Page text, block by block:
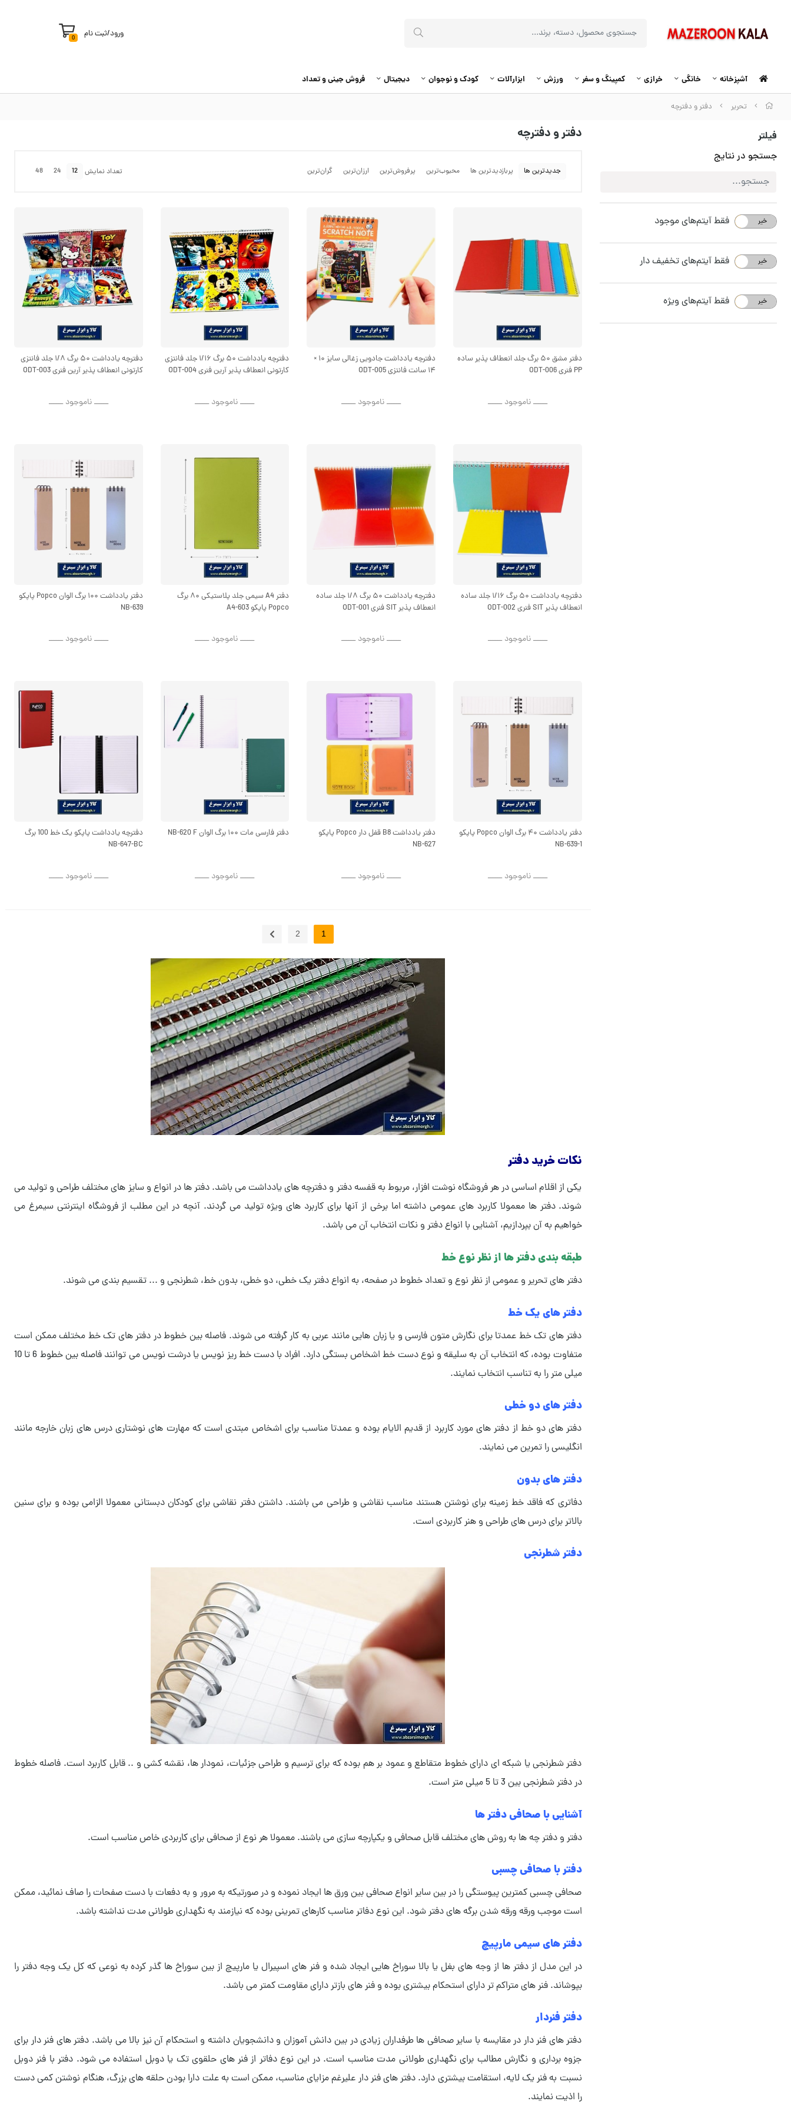
ورود/ثبت نام 0
آشپزخانه خانگی خرازی کمپینگ و سفر ورزش ابزارآلات کودک و نوجوان دیجیتال فروش جینی و تعداد
تحریر دفتر و دفترچه
فیلتر
جستجو در نتایج
بله خیر فقط آیتم‌های موجود
بله خیر فقط آیتم‌های تخفیف دار
بله خیر فقط آیتم‌های ویژه
دفتر و دفترچه
جدیدترین ها پربازدیدترین ها محبوب‌‌ترین پرفروش‌ترین ارزان‌ترین گران‌ترین تعداد نمایش 12
24
48
دفتر مشق ۵۰ برگ جلد انعطاف پذیر ساده
PP فنری ODT-006
ــــــ ناموجود ــــــ
دفترچه یادداشت جادویی زغالی سایز ۱۰ ×
۱۴ سانت فانتزی ODT-005
ــــــ ناموجود ــــــ
دفترچه یادداشت ۵۰ برگ ۱/۱۶ جلد فانتزی
کارتونی انعطاف پذیر آرین فنری ODT-004
ــــــ ناموجود ــــــ
دفترچه یادداشت ۵۰ برگ ۱/۸ جلد فانتزی
کارتونی انعطاف پذیر آرین فنری ODT-003
ــــــ ناموجود ــــــ
دفترچه یادداشت ۵۰ برگ ۱/۱۶ جلد ساده
انعطاف پذیر SIT فنری ODT-002
ــــــ ناموجود ــــــ
دفترچه یادداشت ۵۰ برگ ۱/۸ جلد ساده
انعطاف پذیر SIT فنری ODT-001
ــــــ ناموجود ــــــ
دفتر A4 سیمی جلد پلاستیکی ۸۰ برگ
Popco پاپکو A4-603
ــــــ ناموجود ــــــ
دفتر یادداشت ۱۰۰ برگ الوان Popco پاپکو
NB-639
ــــــ ناموجود ــــــ
دفتر یادداشت ۴۰ برگ الوان Popco پاپکو
NB-639-1
ــــــ ناموجود ــــــ
دفتر یادداشت B8 قفل دار Popco پاپکو
NB-627
ــــــ ناموجود ــــــ
دفتر فارسی مات ۱۰۰ برگ الوان NB-620 F
ــــــ ناموجود ــــــ
دفترچه یادداشت پاپکو یک خط 100 برگ
NB-647-BC
ــــــ ناموجود ــــــ
1
2
نکات خرید دفتر
یکی از اقلام اساسی در هر فروشگاه نوشت افزار، مربوط به قفسه دفتر و دفترچه های یادداشت می باشد. دفتر ها در انواع و سایز های مختلف طراحی و تولید می
شوند. دفتر ها معمولا کاربرد های عمومی داشته اما برخی از آنها برای کاربرد های ویژه تولید می گردند. آنچه در این مطلب از فروشگاه اینترنتی سیمرغ می
خواهیم به آن بپردازیم، آشنایی با انواع دفتر و نکات انتخاب آن می باشد.
طبقه بندی دفتر ها از نظر نوع خط
دفتر های تحریر و عمومی از نظر نوع و تعداد خطوط در صفحه، به انواع دفتر یک خطی، دو خطی، بدون خط، شطرنجی و ... تقسیم بندی می شوند.
دفتر های یک خط
دفتر های تک خط عمدتا برای نگارش متون فارسی و یا زبان هایی مانند عربی به کار گرفته می شوند. فاصله بین خطوط در دفتر های تک خط مختلف ممکن است
متفاوت بوده، که انتخاب آن به سلیقه و نوع دست خط اشخاص بستگی دارد. افراد با دست خط ریز نویس یا درشت نویس می توانند فاصله بین خطوط 6 تا 10
میلی متر را به تناسب انتخاب نمایند.
دفتر های دو خطی
دفتر های دو خط از دفتر های مورد کاربرد از قدیم الایام بوده و عمدتا مناسب برای اشخاص مبتدی است که مهارت های نوشتاری درس های زبان خارجه مانند
انگلیسی را تمرین می نمایند.
دفتر های بدون
دفاتری که فاقد خط زمینه برای نوشتن هستند مناسب نقاشی و طراحی می باشند. داشتن دفتر نقاشی برای کودکان دبستانی معمولا الزامی بوده و برای سنین
بالاتر برای درس های طراحی و هنر کاربردی است.
دفتر شطرنجی
دفتر شطرنجی یا شبکه ای دارای خطوط متقاطع و عمود بر هم بوده که برای ترسیم و طراحی جزئیات، نمودار ها، نقشه کشی و .. قابل کاربرد است. فاصله خطوط
در دفتر شطرنجی بین 3 تا 5 میلی متر است.
آشنایی با صحافی دفتر ها
دفتر و دفتر چه ها به روش های مختلف قابل صحافی و یکپارچه سازی می باشند. معمولا هر نوع از صحافی برای کاربردی خاص مناسب است.
دفتر با صحافی چسبی
صحافی چسبی کمترین پیوستگی را در بین سایر انواع صحافی بین ورق ها ایجاد نموده و در صورتیکه به مرور و به دفعات با دست صفحات را صاف نمائید، ممکن
است موجب ورقه ورقه شدن برگه های دفتر شود. این نوع دفاتر مناسب کارهای تمرینی بوده که نیازمند به نگهداری طولانی مدت نداشته باشد.
دفتر های سیمی مارپیچ
در این مدل از دفتر ها از وجه های بغل یا بالا سوراخ هایی ایجاد شده و فنر های اسپیرال یا مارپیچ از بین سوراخ ها گذر کرده به نوعی که کل یک وجه دفتر را
بپوشاند. فنر های متراکم تر دارای استحکام بیشتری بوده و فنر های بازتر دارای مقاومت کمتر می باشد.
دفتر فنردار
دفتر های فنر دار در مقایسه با سایر صحافی ها طرفداران زیادی در بین دانش آموزان و دانشجویان داشته و استحکام آن نیز بالا می باشد. دفتر های فنر دار برای
جزوه برداری و نگارش مطالب برای نگهداری طولانی مدت مناسب است. در این نوع دفاتر از فنر های حلقوی تک یا دوبل استفاده می شود. دفتر با فنر دوبل
نسبت به فنر یک لایه، استقامت بیشتری دارد. دفتر های فنر دار علیرغم مزایای مناسب، ممکن است به علت دارا بودن حلقه های بزرگ، هنگام نوشتن کمی دست
را اذیت نمایند.